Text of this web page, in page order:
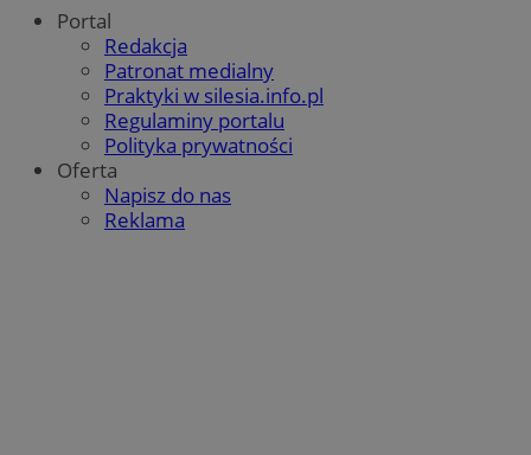
Portal
Redakcja
Patronat medialny
Praktyki w silesia.info.pl
Regulaminy portalu
Polityka prywatności
Oferta
Napisz do nas
Reklama